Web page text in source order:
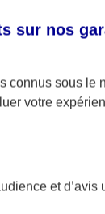
sur nos
connus sous le
votre
et